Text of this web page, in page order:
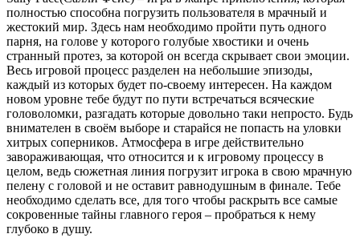
полностью способна погрузить пользователя в мрачный и
жестокий мир. Здесь нам необходимо пройти путь одного
парня, на голове у которого голубые хвостики и очень
странный протез, за которой он всегда скрывает свои эмоции.
Весь игровой процесс разделен на небольшие эпизоды,
каждый из которых будет по-своему интересен. На каждом
новом уровне тебе будут по пути встречаться всяческие
головоломки, разгадать которые довольно таки непросто. Будь
внимателен в своём выборе и старайся не попасть на уловки
хитрых соперников. Атмосфера в игре действительно
завораживающая, что относится и к игровому процессу в
целом, ведь сюжетная линия погрузит игрока в свою мрачную
пелену с головой и не оставит равнодушным в финале. Тебе
необходимо сделать все, для того чтобы раскрыть все самые
сокровенные тайны главного героя – пробраться к нему
глубоко в душу.